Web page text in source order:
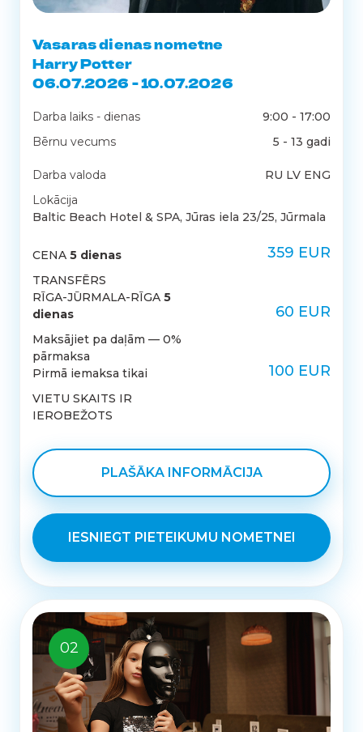
Vasaras dienas nometne
Harry Potter
06.07.2026 - 10.07.2026
Darba laiks - dienas
9:00 - 17:00
Bērnu vecums
5 - 13 gadi
Darba valoda
RU LV ENG
Lokācija
Baltic Beach Hotel & SPA, Jūras iela 23/25, Jūrmala
CENA 5 dienas 359 EUR
TRANSFĒRS
RĪGA-JŪRMALA-RĪGA 5
dienas
60 EUR
Maksājiet pa daļām — 0%
pārmaksa
Pirmā iemaksa tikai
100 EUR
VIETU SKAITS IR
IEROBEŽOTS
PLAŠĀKA INFORMĀCIJA
IESNIEGT PIETEIKUMU NOMETNEI
02